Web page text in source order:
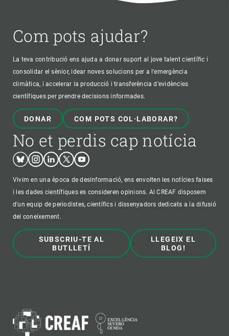
Com pots ajudar?
La teva contribució ens ajuda a donar suport al jove talent científic i
consolidar el sènior, idear noves solucions per a l'emergència
climàtica, i accelerar la producció i transferència d’evidències
científiques per prendre decisions informades.
DONAR COM POTS COL·LABORAR?
No et perdis cap notícia
BlueskyInstagram
LinkedinTwitterYoutube
Vivim en una època de desinformació, ens envolten les notícies falses
i les dades científiques es consideren opinions. Al CREAF disposem
d'un equip de periodistes, científics i dissenyadors dedicats a la difusió
del coneixement.
SUBSCRIU-TE AL
BUTLLETÍ
LLEGEIX EL
BLOG!